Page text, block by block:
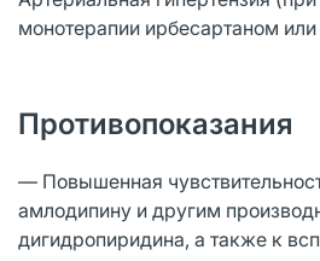
монотерапии ирбесартаном
Противопоказания
— Повышенная
амлодипину и другим
дигидропиридина, а также к